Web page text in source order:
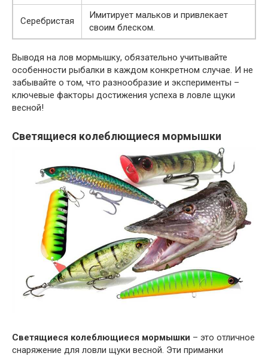
Серебристая
Имитирует мальков и привлекает
своим блеском.
Выводя на лов мормышку, обязательно учитывайте
особенности рыбалки в каждом конкретном случае. И не
забывайте о том, что разнообразие и эксперименты –
ключевые факторы достижения успеха в ловле щуки
весной!
Светящиеся колеблющиеся мормышки
Светящиеся колеблющиеся мормышки – это отличное
снаряжение для ловли щуки весной. Эти приманки